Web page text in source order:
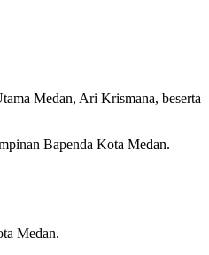
Medan, Ari Krismana, beserta
Bapenda Kota Medan.
Medan.